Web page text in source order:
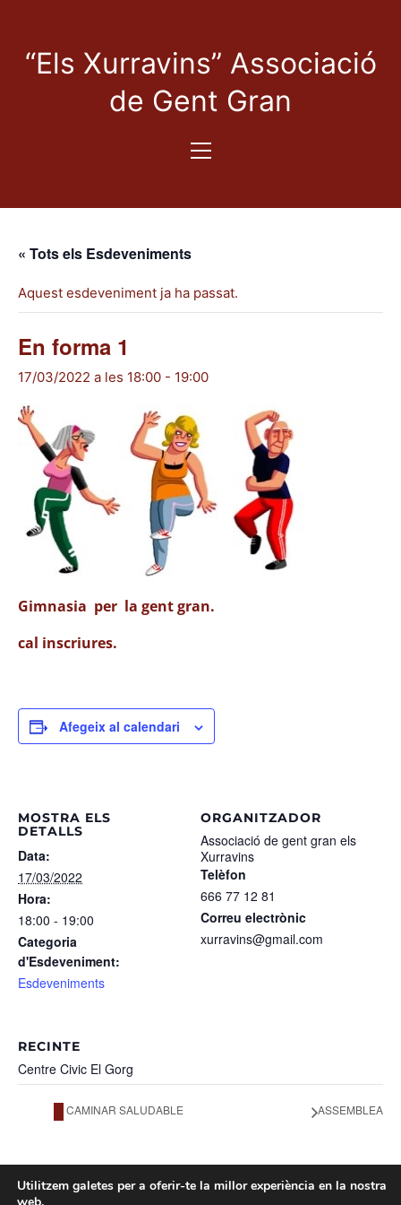
“Els Xurravins” Associació
de Gent Gran
« Tots els Esdeveniments
Aquest esdeveniment ja ha passat.
En forma 1
17/03/2022 a les 18:00 - 19:00
Gimnasia per la gent gran.
cal inscriures.
Afegeix al calendari
MOSTRA ELS
DETALLS
Data:
17/03/2022
Hora:
18:00 - 19:00
Categoria
d'Esdeveniment:
Esdeveniments
ORGANITZADOR
Associació de gent gran els
Xurravins
Telèfon
666 77 12 81
Correu electrònic
xurravins@gmail.com
RECINTE
Centre Civic El Gorg
CAMINAR SALUDABLE ASSEMBLEA
Utilitzem galetes per a oferir-te la millor experiència en la nostra